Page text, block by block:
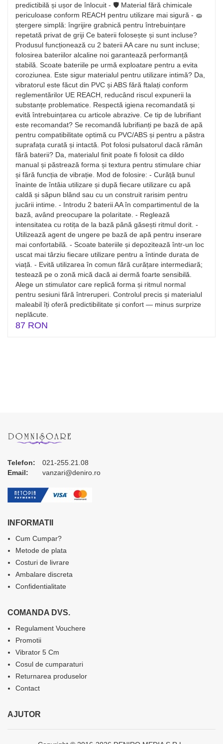
predictibilă și ușor de înlocuit - 🛡️ Material fără chimicale
periculoase conform REACH pentru utilizare mai sigură - 🧽
ștergere simplă: îngrijire grabnică pentru întrebuințare
repetată privat de griji Ce baterii folosește și sunt incluse?
Produsul funcționează cu 2 baterii AA care nu sunt incluse;
folosirea bateriilor alcaline noi garantează performanță
stabilă. Scoate bateriile pe urmă exploatare pentru a evita
coroziunea. Este sigur materialul pentru utilizare intimă? Da,
vibratorul este făcut din PVC și ABS fără ftalați conform
reglementărilor UE REACH, reducând riscul expunerii la
substanțe problematice. Respectă igiena recomandată și
evită întrebuințarea cu articole abrazive. Ce tip de lubrifiant
este recomandat? Se recomandă lubrifianți pe bază de apă
pentru compatibilitate optimă cu PVC/ABS și pentru a păstra
suprafața curată și intactă. Pot folosi pulsatorul dacă rămân
fără baterii? Da, materialul finit poate fi folosit ca dildo
manual și păstrează forma și textura pentru stimulare chiar
și fără funcția de vibrație. Mod de folosire: - Curăță bunul
înainte de întâia utilizare și după fiecare utilizare cu apă
caldă și săpun blând sau cu un construit rarisim pentru
jucării intime. - Introdu 2 baterii AA în compartimentul de la
bază, având preocupare la polaritate. - Reglează
intensitatea cu rotița de la bază până găsești ritmul dorit. -
Utilizează agent de ungere pe bază de apă pentru inserare
mai confortabilă. - Scoate bateriile și depozitează într-un loc
uscat mai târziu fiecare utilizare pentru a întinde durata de
viață. - Evită utilizarea în comun fără curățare intermediară;
testează pe o zonă mică dacă ai dermă foarte sensibilă.
Alege un stimulator care replică forma și ritmul normal
pentru sesiuni fără întreruperi. Controlul precis și materialul
maleabil îți oferă predictibilitate și confort — minus surprize
neplăcute.
87 RON
Telefon:
021-255.21.08
Email:
vanzari@deniro.ro
INFORMATII
Cum Cumpar?
Metode de plata
Costuri de livrare
Ambalare discreta
Confidentialitate
COMANDA DVS.
Regulament Vouchere
Promotii
Vibrator 5 Cm
Cosul de cumparaturi
Returnarea produselor
Contact
AJUTOR